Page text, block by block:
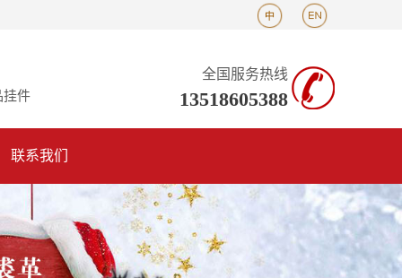
挂件
全国服务热线
13518605388
联系我们